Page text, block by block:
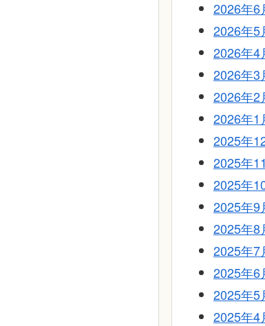
2026年6
2026年5
2026年4
2026年3
2026年2
2026年1
2025年
2025年
2025年
2025年9
2025年8
2025年7
2025年6
2025年5
2025年4